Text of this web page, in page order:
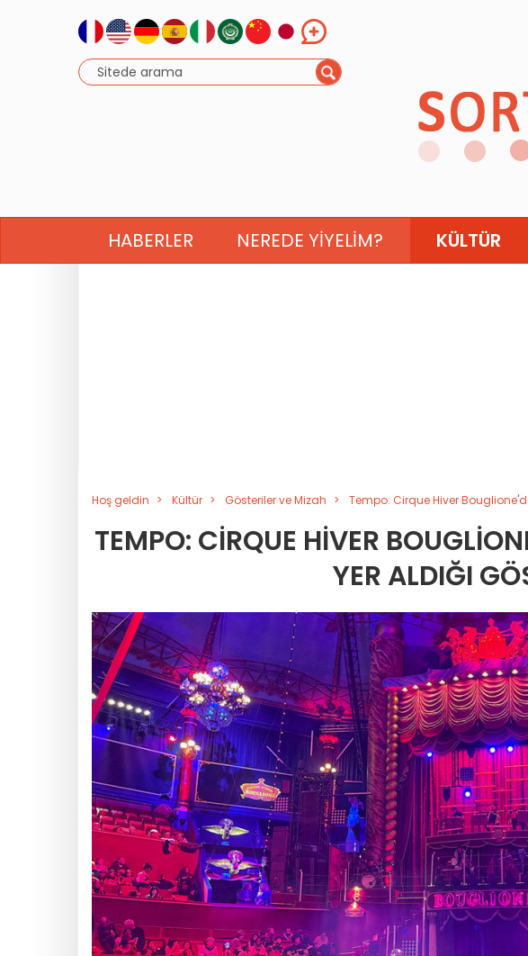
HABERLER NEREDE YIYELIM? KÜLTÜR
Hoş geldin Kültür Gösteriler ve Mizah Tempo: Cirque Hiver
TEMPO: CIRQUE HIVER
YER ALDIĞI